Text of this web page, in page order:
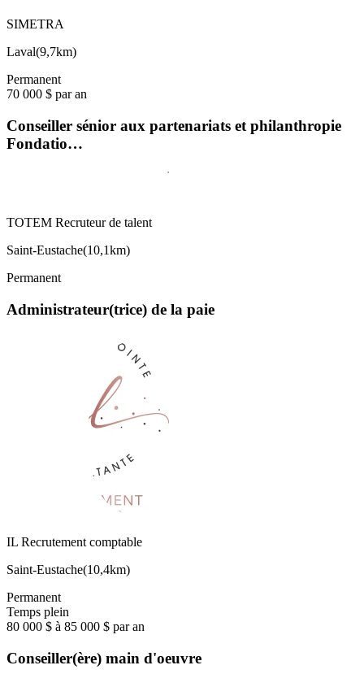
SIMETRA
Laval(9,7km)
Permanent
70 000 $ par an
Conseiller sénior aux partenariats et philanthropie
Fondatio…
TOTEM Recruteur de talent
Saint-Eustache(10,1km)
Permanent
Administrateur(trice) de la paie
IL Recrutement comptable
Saint-Eustache(10,4km)
Permanent
Temps plein
80 000 $ à 85 000 $ par an
Conseiller(ère) main d'oeuvre